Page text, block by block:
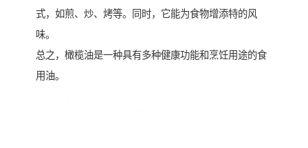
式，如煎、炒、烤等。同时，它能为食物增添特的风
味。
总之，橄榄油是一种具有多种健康功能和烹饪用途的食
用油。